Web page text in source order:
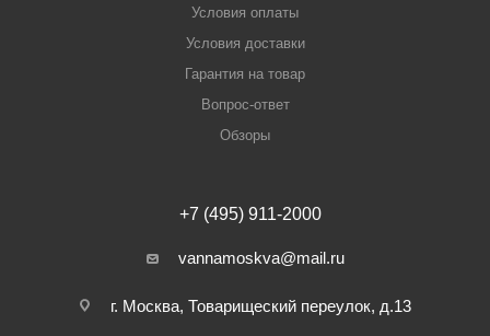
Условия оплаты
Условия доставки
Гарантия на товар
Вопрос-ответ
Обзоры
+7 (495) 911-2000
vannamoskva@mail.ru
г. Москва, Товарищеский переулок, д.13